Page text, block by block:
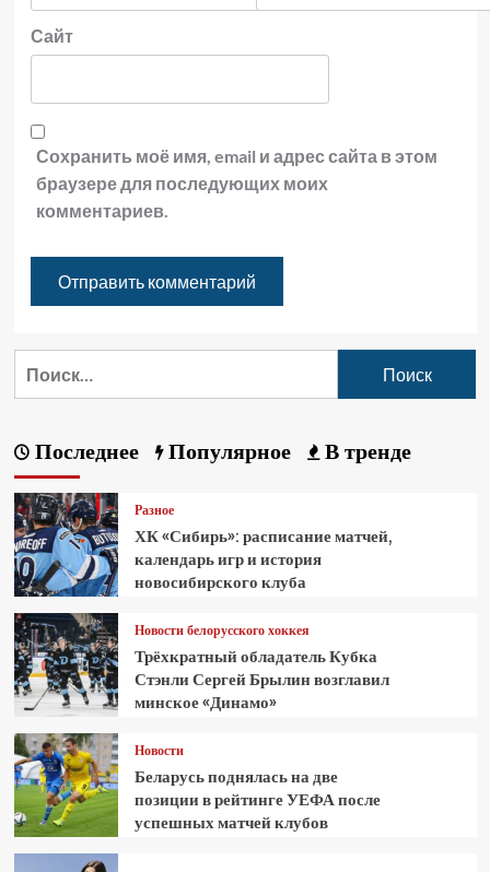
Сайт
Сохранить моё имя, email и адрес сайта в этом
браузере для последующих моих
комментариев.
Последнее Популярное В тренде
Разное
ХК «Сибирь»: расписание матчей,
календарь игр и история
новосибирского клуба
Новости белорусского хоккея
Трёхкратный обладатель Кубка
Стэнли Сергей Брылин возглавил
минское «Динамо»
Новости
Беларусь поднялась на две
позиции в рейтинге УЕФА после
успешных матчей клубов